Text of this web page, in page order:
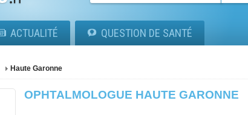
ACTUALITÉ QUESTION DE SANTÉ
Haute Garonne
OPHTALMOLOGUE HAUTE GARONNE